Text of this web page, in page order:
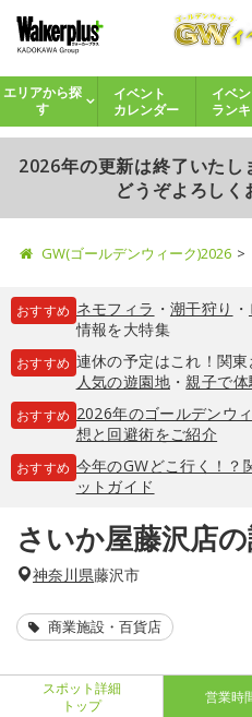
エリアから探
す
イベント
カレンダー
イベ
ラン
2026年の更新は終了いた
どうぞよろしく
GW(ゴールデンウィーク)2026
おすすめ ネモフィラ ・ 潮干狩り ・
情報を大特集
おすすめ 連休の予定はこれ！関
人気の遊園地・親子で体
おすすめ 2026年のゴールデンウ
想と回避術をご紹介
おすすめ 今年のGWどこ行く！？
ットガイド
さいか屋藤沢店
神奈川県藤沢市
商業施設・百貨店
スポット詳細
トップ
営業時